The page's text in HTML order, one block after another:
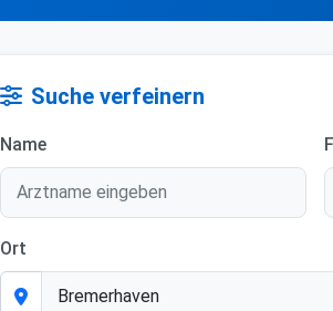
Suche verfeinern
Name
Ort